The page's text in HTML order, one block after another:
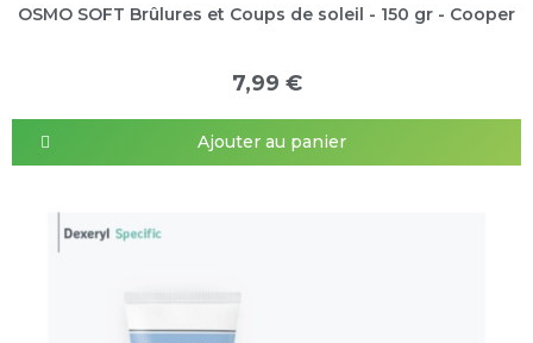
OSMO SOFT Brûlures et Coups de soleil - 150 gr - Cooper
7,99 €
Ajouter au panier